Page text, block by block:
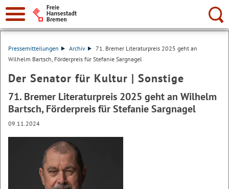
Suche:
Pressemitteilungen Archiv
71. Bremer Literaturpreis 2025 geht an
Wilhelm Bartsch, Förderpreis für Stefanie Sargnagel
Der Senator für Kultur | Sonstige
71. Bremer Literaturpreis 2025 geht an Wilhelm
Bartsch, Förderpreis für Stefanie Sargnagel
09.11.2024